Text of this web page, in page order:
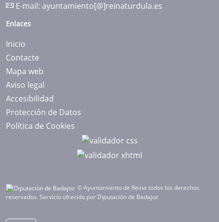
E-mail: ayuntamiento[@]reinaturdula.es
Enlaces
Inicio
Contacte
Mapa web
Aviso legal
Accesibilidad
Protección de Datos
Política de Cookies
© Ayuntamiento de Reina todos los derechos
reservados. Servicio ofrecido por Diputación de Badajoz